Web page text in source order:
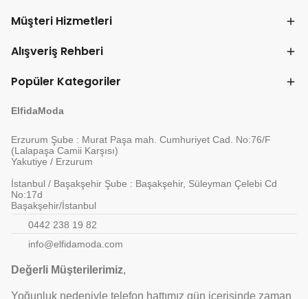
Müşteri Hizmetleri
Alışveriş Rehberi
Popüler Kategoriler
ElfidaModa
Erzurum Şube : Murat Paşa mah. Cumhuriyet Cad. No:76/F
(Lalapaşa Camii Karşısı)
Yakutiye / Erzurum
İstanbul / Başakşehir Şube : Başakşehir, Süleyman Çelebi Cd
No:17d
Başakşehir/İstanbul
0442 238 19 82
info@elfidamoda.com
Değerli Müşterilerimiz,
Yoğunluk nedeniyle telefon hattımız gün içerisinde zaman